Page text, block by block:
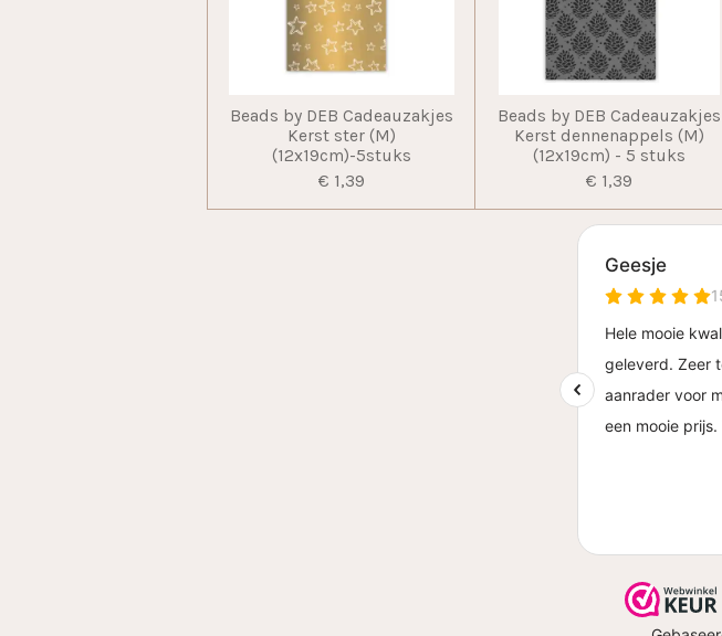
Beads by DEB Cadeauzakjes
Kerst ster (M)
(12x19cm)-5stuks
€ 1,39
Beads by DEB Cadeauzakjes
Kerst dennenappels (M)
(12x19cm) - 5 stuks
€ 1,39